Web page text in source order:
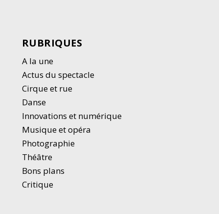
RUBRIQUES
A la une
Actus du spectacle
Cirque et rue
Danse
Innovations et numérique
Musique et opéra
Photographie
Théâtre
Bons plans
Critique